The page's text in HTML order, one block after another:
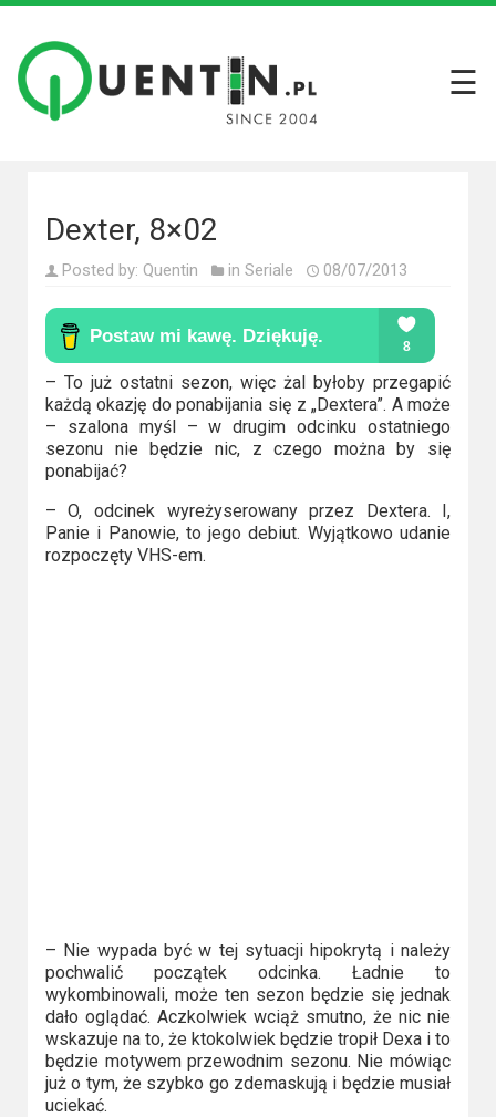
Filmy
Krótkie
recenzje
Seriale
Wszystkie
recenzje
seriali
Kategorie
Bollywood
europejskie
Kino
polskie
Komedie
☰
Dexter, 8×02
Posted by: Quentin in Seriale 08/07/2013
– To już ostatni sezon, więc żal byłoby przegapić
każdą okazję do ponabijania się z „Dextera”. A może
– szalona myśl – w drugim odcinku ostatniego
sezonu nie będzie nic, z czego można by się
ponabijać?
– O, odcinek wyreżyserowany przez Dextera. I,
Panie i Panowie, to jego debiut. Wyjątkowo udanie
rozpoczęty VHS-em.
– Nie wypada być w tej sytuacji hipokrytą i należy
pochwalić początek odcinka. Ładnie to
wykombinowali, może ten sezon będzie się jednak
dało oglądać. Aczkolwiek wciąż smutno, że nic nie
wskazuje na to, że ktokolwiek będzie tropił Dexa i to
będzie motywem przewodnim sezonu. Nie mówiąc
już o tym, że szybko go zdemaskują i będzie musiał
uciekać.